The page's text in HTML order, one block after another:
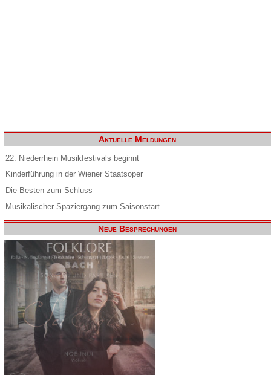
Aktuelle Meldungen
22. Niederrhein Musikfestivals beginnt
Kinderführung in der Wiener Staatsoper
Die Besten zum Schluss
Musikalischer Spaziergang zum Saisonstart
Neue Besprechungen